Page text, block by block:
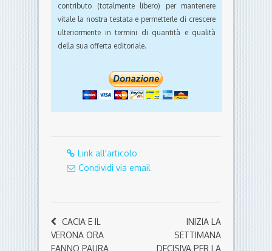
contributo (totalmente libero) per mantenere
vitale la nostra testata e permetterle di crescere
ulteriormente in termini di quantità e qualità
della sua offerta editoriale.
Link all'articolo
Condividi via email
CACIA E IL
VERONA ORA
FANNO PAURA
INIZIA LA
SETTIMANA
DECISIVA PER LA